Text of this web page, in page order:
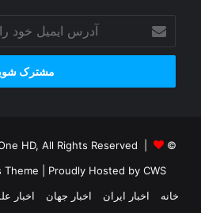
ایمیل
خود
وارد
© Copyright 2026, Channel One HD, All Rights Reserved |
Theme | Proudly Hosted by CWS
خانه
اخبار ایران اخبار جهان اخبار